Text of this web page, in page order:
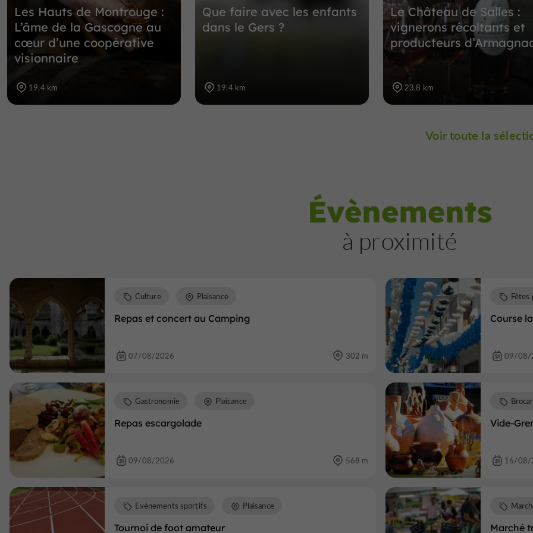
Les Hauts de Montrouge :
L’âme de la Gascogne au
cœur d’une coopérative
visionnaire
19,4 km
Que faire avec les enfants
dans le Gers ?
19,4 km
Le Château de Salles :
vignerons récoltants et
producteurs
23,8 km
Voir toute la
Évènements
à proximité
Repas et concert au Camping
Culture Plaisance
07/08/2026 302 m
Course
Fêtes
09/08/
Repas escargolade
Gastronomie Plaisance
09/08/2026 568 m
Vide-
16/08/
Tournoi de foot amateur
Evènements sportifs Plaisance
Marché